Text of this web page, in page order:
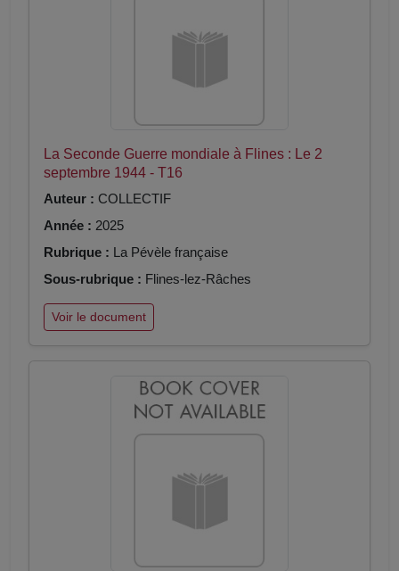
La Seconde Guerre mondiale à Flines : Le 2
septembre 1944 - T16
Auteur : COLLECTIF
Année : 2025
Rubrique : La Pévèle française
Sous-rubrique : Flines-lez-Râches
Voir le document